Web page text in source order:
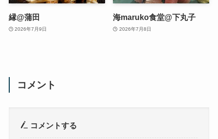
縁@蒲田
2026年7月9日
海maruko食堂@下丸子
2026年7月8日
コメント
コメントする